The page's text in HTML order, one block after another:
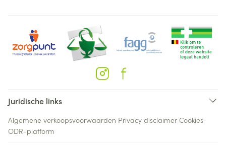
Juridische links
Algemene verkoopsvoorwaarden Privacy disclaimer Cookies
ODR-platform